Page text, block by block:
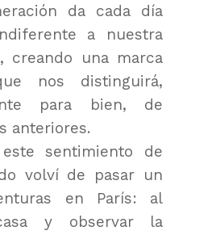
da cada día
a nuestra
creando una marca
nos distinguirá,
para bien, de
anteriores.
sentimiento de
volví de pasar un
en París: al
y observar la